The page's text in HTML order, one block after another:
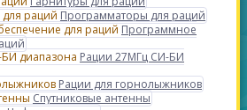
Программаторы для раций
Программное
Рации 27МГц СИ-БИ
Рации для горнолыжников
Спутниковые антенны